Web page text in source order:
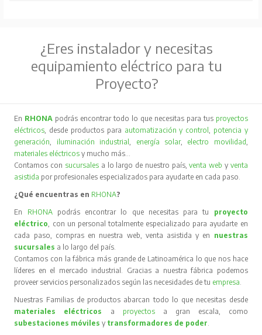
¿Eres instalador y necesitas
equipamiento eléctrico para tu
Proyecto?
En RHONA podrás encontrar todo lo que necesitas para tus proyectos
eléctricos , desde productos para automatización y control
potencia y
generación
iluminación industrial energía solar, electro movilidad
materiales eléctricos y mucho más…
Contamos con sucursales a lo largo de nuestro país,venta web y venta
asistida por profesionales especializados para ayudarte en cada paso.
¿Qué encuentras en RHONA?
En RHONA podrás encontrar lo que necesitas para tu proyecto
eléctrico , con un personal totalmente especializado para ayudarte en
cada paso, compras en nuestra web, venta asistida y en nuestras
sucursales a lo largo del país.
Contamos con la fábrica más grande de Latinoamérica lo que nos hace
líderes en el mercado industrial. Gracias a nuestra fábrica podemos
proveer servicios personalizados según las necesidades de tu empresa
Nuestras Familias de productos abarcan todo lo que necesitas desde
materiales eléctricos
a proyectos
a gran escala, como
subestaciones móvilesy transformadores de poder